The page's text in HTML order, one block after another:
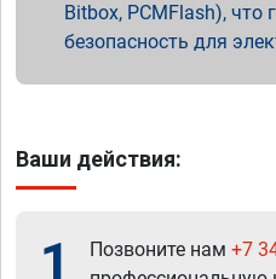
Bitbox, PCMFlash), что
безопасность для
Ваши действия:
1 Позвоните нам +7